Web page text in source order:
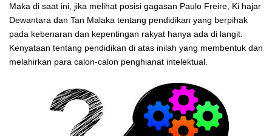
Maka di saat ini, jika melihat posisi gagasan Paulo Freire, Ki hajar
Dewantara dan Tan Malaka tentang pendidikan yang berpihak
pada kebenaran dan kepentingan rakyat hanya ada di langit.
Kenyataan tentang pendidikan di atas inilah yang membentuk dan
melahirkan para calon-calon penghianat intelektual.